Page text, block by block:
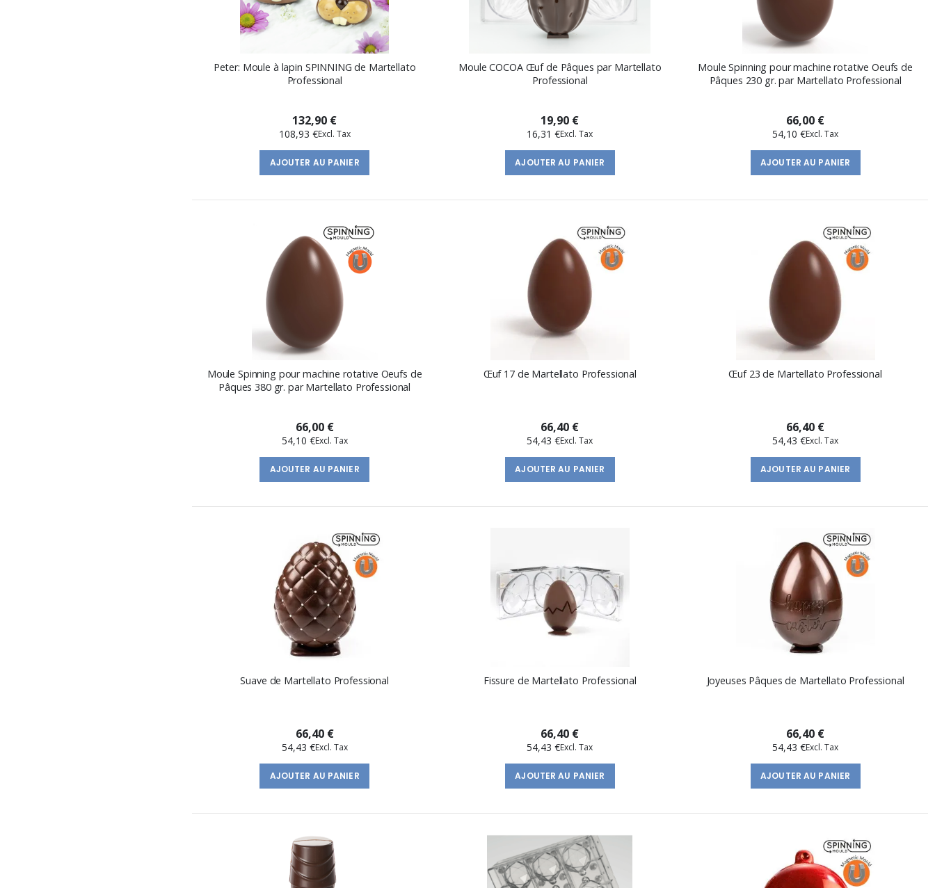
Peter: Moule à lapin SPINNING de Martellato
Professional
132,90 €
108,93 €
AJOUTER AU PANIER
Moule COCOA Œuf de Pâques par Martellato
Professional
19,90 €
16,31 €
AJOUTER AU PANIER
Moule Spinning pour machine rotative Oeufs de
Pâques 230 gr. par Martellato Professional
66,00 €
54,10 €
AJOUTER AU PANIER
Moule Spinning pour machine rotative Oeufs de
Pâques 380 gr. par Martellato Professional
66,00 €
54,10 €
AJOUTER AU PANIER
Œuf 17 de Martellato Professional
66,40 €
54,43 €
AJOUTER AU PANIER
Œuf 23 de Martellato Professional
66,40 €
54,43 €
AJOUTER AU PANIER
Suave de Martellato Professional
66,40 €
54,43 €
AJOUTER AU PANIER
Fissure de Martellato Professional
66,40 €
54,43 €
AJOUTER AU PANIER
Joyeuses Pâques de Martellato Professional
66,40 €
54,43 €
AJOUTER AU PANIER